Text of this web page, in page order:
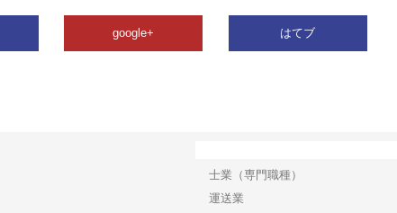
google+ はてブ
士業（専門職種）
運送業